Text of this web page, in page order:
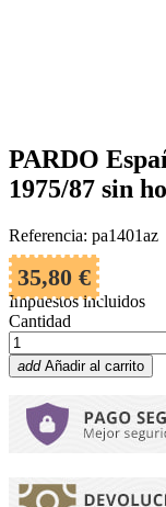
PARDO
1975/87 sin
Referencia: pa1401az
35,80 €
Impuestos incluidos
Cantidad
add Añadir al carrito